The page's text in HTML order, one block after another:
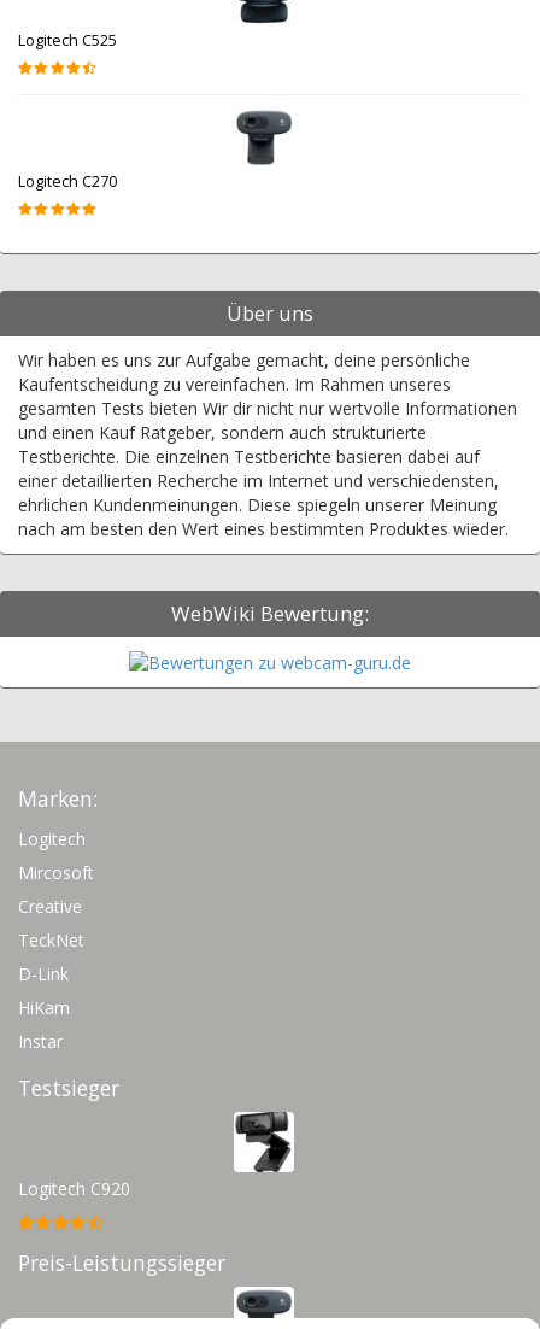
Logitech C525
Logitech C270
Über uns
Wir haben es uns zur Aufgabe gemacht, deine persönliche
Kaufentscheidung zu vereinfachen. Im Rahmen unseres
gesamten Tests bieten Wir dir nicht nur wertvolle Informationen
und einen Kauf Ratgeber, sondern auch strukturierte
Testberichte. Die einzelnen Testberichte basieren dabei auf
einer detaillierten Recherche im Internet und verschiedensten,
ehrlichen Kundenmeinungen. Diese spiegeln unserer Meinung
nach am besten den Wert eines bestimmten Produktes wieder.
WebWiki Bewertung:
Marken:
Logitech
Mircosoft
Creative
TeckNet
D-Link
HiKam
Instar
Testsieger
Logitech C920
Preis-Leistungssieger